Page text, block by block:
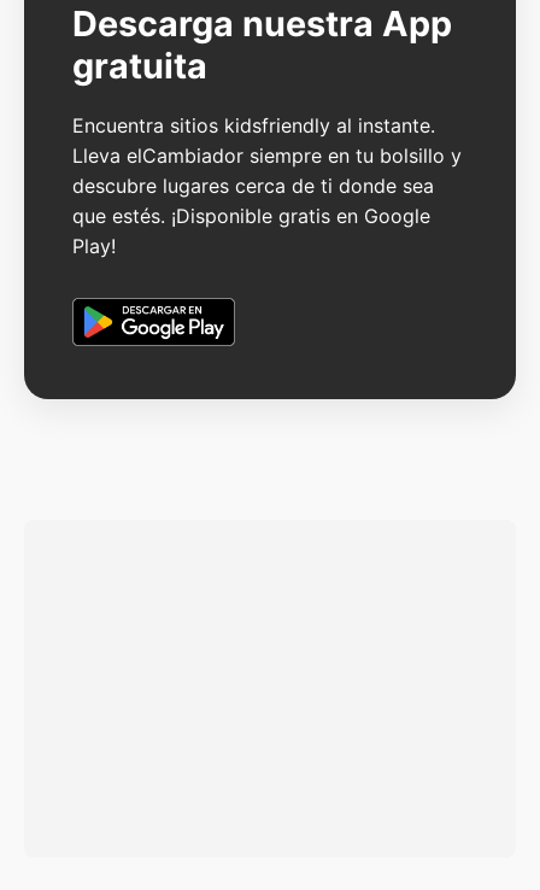
Descarga nuestra App
gratuita
Encuentra sitios kidsfriendly al instante.
Lleva elCambiador siempre en tu bolsillo y
descubre lugares cerca de ti donde sea
que estés. ¡Disponible gratis en Google
Play!